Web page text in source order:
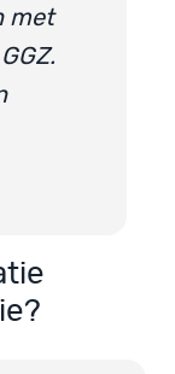
met